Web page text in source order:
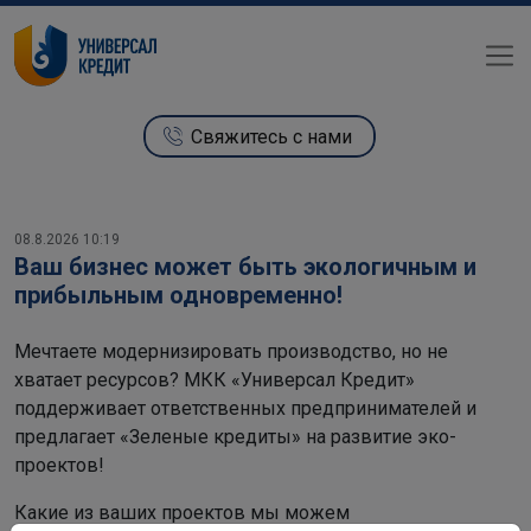
Свяжитесь с нами
08.8.2026 10:19
Ваш бизнес может быть экологичным и
прибыльным одновременно!
Мечтаете модернизировать производство, но не
хватает ресурсов? МКК «Универсал Кредит»
поддерживает ответственных предпринимателей и
предлагает «Зеленые кредиты» на развитие эко-
проектов!
Какие из ваших проектов мы можем